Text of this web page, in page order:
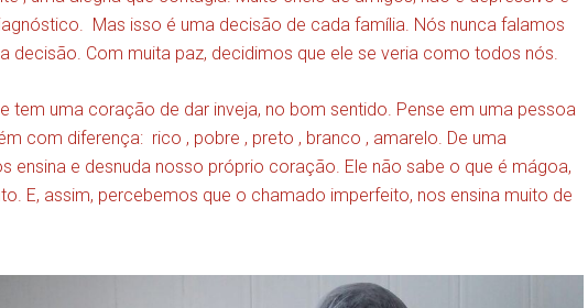
Mas isso é uma decisão de cada família. Nós nunca falamos
decisão. Com muita paz, decidimos que ele se veria como todos nós.
tem uma coração de dar inveja, no bom sentido. Pense em uma pessoa
com diferença: rico , pobre , preto , branco , amarelo. De uma
ensina e desnuda nosso próprio coração. Ele não sabe o que é mágoa,
E, assim, percebemos que o chamado imperfeito, nos ensina muito de